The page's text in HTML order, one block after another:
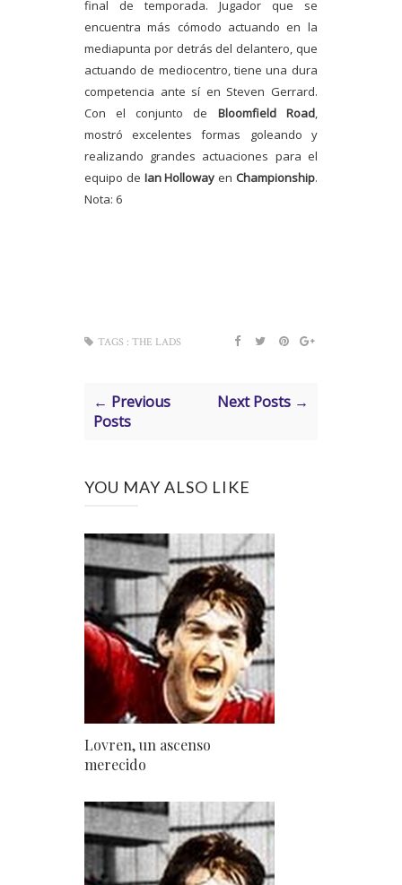
final de temporada. Jugador que se
encuentra más cómodo actuando en la
mediapunta por detrás del delantero, que
actuando de mediocentro, tiene una dura
competencia ante sí en Steven Gerrard.
Con el conjunto de Bloomfield Road,
mostró excelentes formas goleando y
realizando grandes actuaciones para el
equipo de Ian Holloway en Championship.
Nota: 6
TAGS : THE LADS
← Previous
Posts
Next Posts →
YOU MAY ALSO LIKE
Lovren, un ascenso
merecido